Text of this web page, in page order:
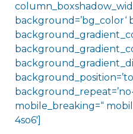
background=’bg_color‘
mobile_breaking=“
4so6′]